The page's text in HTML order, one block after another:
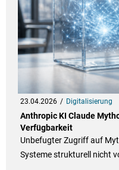
23.04.2026 Digitalisierung
Anthropic KI Claude
Verfügbarkeit
Unbefugter Zugriff auf
Systeme strukturell nicht